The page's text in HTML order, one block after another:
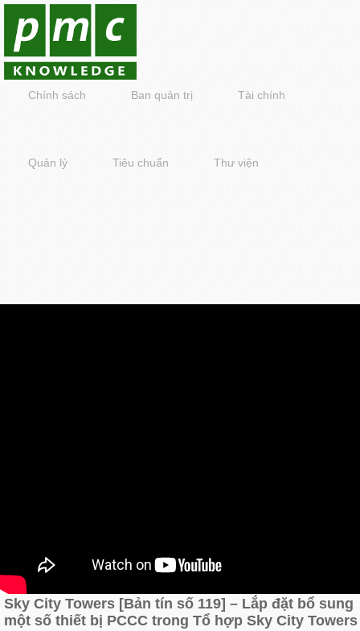
Chính sách Ban quản trị Tài chính
Quản lý Tiêu chuẩn Thư viện
Sky City Towers [Bản tín số 119] – Lắp đặt bổ sung
một số thiết bị PCCC trong Tổ hợp Sky City Towers